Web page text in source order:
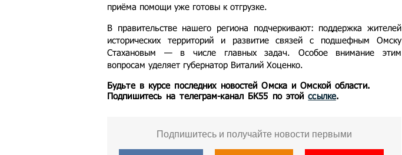
приёма помощи уже готовы к отгрузке.
В правительстве нашего региона подчеркивают: поддержка жителей
исторических территорий и развитие связей с подшефным Омску
Стахановым — в числе главных задач. Особое внимание этим
вопросам уделяет губернатор Виталий Хоценко.
Будьте в курсе последних новостей Омска и Омской области.
Подпишитесь на телеграм-канал БК55 по этойссылке.
Подпишитесь и получайте новости первыми